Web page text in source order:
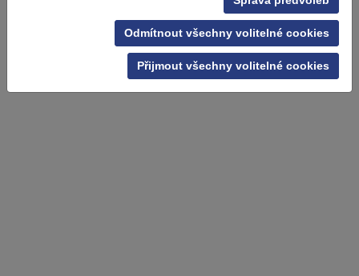
Odmítnout všechny volitelné cookies
Přijmout všechny volitelné cookies